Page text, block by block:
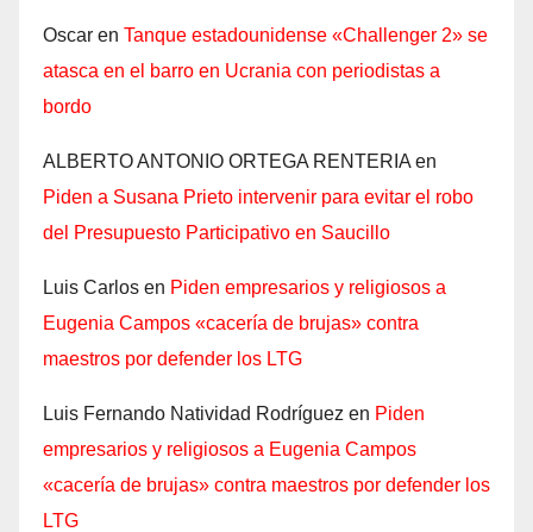
Oscar en Tanque estadounidense «Challenger 2» se
atasca en el barro en Ucrania con periodistas a
bordo
ALBERTO ANTONIO ORTEGA RENTERIA en
Piden a Susana Prieto intervenir para evitar el robo
del Presupuesto Participativo en Saucillo
Luis Carlos en Piden empresarios y religiosos a
Eugenia Campos «cacería de brujas» contra
maestros por defender los LTG
Luis Fernando Natividad Rodríguez en Piden
empresarios y religiosos a Eugenia Campos
«cacería de brujas» contra maestros por defender los
LTG